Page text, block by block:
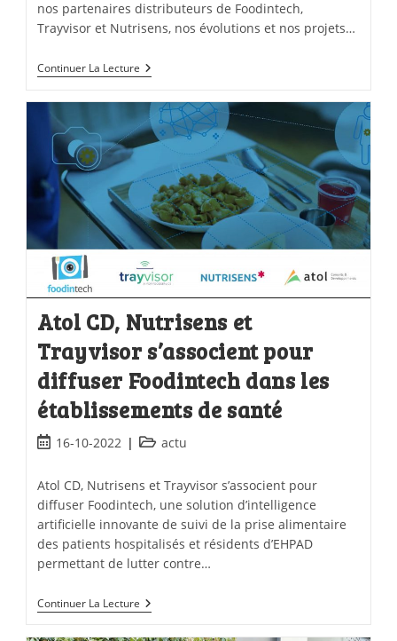
nos partenaires distributeurs de Foodintech,
Trayvisor et Nutrisens, nos évolutions et nos projets…
Continuer La Lecture
Atol CD, Nutrisens et
Trayvisor s’associent pour
diffuser Foodintech dans les
établissements de santé
16-10-2022 actu
Atol CD, Nutrisens et Trayvisor s’associent pour
diffuser Foodintech, une solution d’intelligence
artificielle innovante de suivi de la prise alimentaire
des patients hospitalisés et résidents d’EHPAD
permettant de lutter contre…
Continuer La Lecture